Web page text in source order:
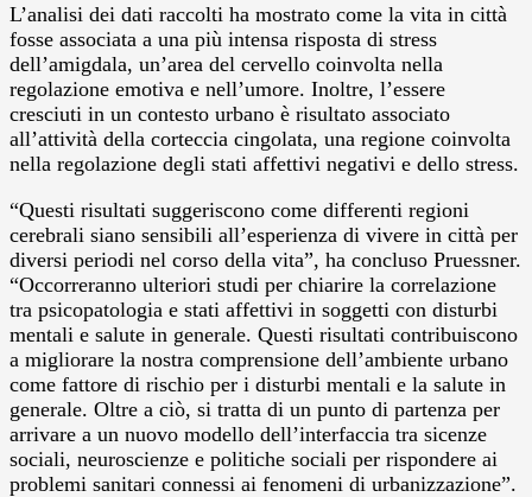
L’analisi dei dati raccolti ha mostrato come la vita in città
fosse associata a una più intensa risposta di stress
dell’amigdala, un’area del cervello coinvolta nella
regolazione emotiva e nell’umore. Inoltre, l’essere
cresciuti in un contesto urbano è risultato associato
all’attività della corteccia cingolata, una regione coinvolta
nella regolazione degli stati affettivi negativi e dello stress.
“Questi risultati suggeriscono come differenti regioni
cerebrali siano sensibili all’esperienza di vivere in città per
diversi periodi nel corso della vita”, ha concluso Pruessner.
“Occorreranno ulteriori studi per chiarire la correlazione
tra psicopatologia e stati affettivi in soggetti con disturbi
mentali e salute in generale. Questi risultati contribuiscono
a migliorare la nostra comprensione dell’ambiente urbano
come fattore di rischio per i disturbi mentali e la salute in
generale. Oltre a ciò, si tratta di un punto di partenza per
arrivare a un nuovo modello dell’interfaccia tra sicenze
sociali, neuroscienze e politiche sociali per rispondere ai
problemi sanitari connessi ai fenomeni di urbanizzazione”.